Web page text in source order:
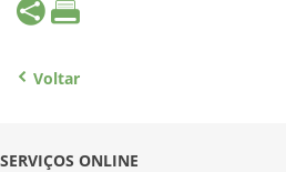
Voltar
SERVIÇOS ONLINE